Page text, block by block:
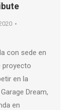
con sede en
proyecto
en la
Dream,
en